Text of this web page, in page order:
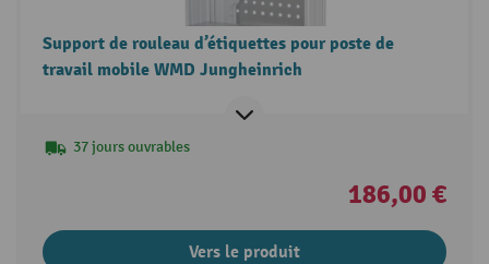
Support de rouleau d’étiquettes pour poste de
travail mobile WMD Jungheinrich
37 jours ouvrables
186,00 €
Vers le produit